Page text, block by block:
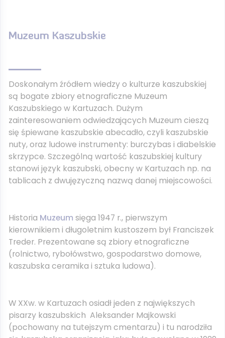
Muzeum Kaszubskie
Doskonałym źródłem wiedzy o kulturze kaszubskiej
są bogate zbiory etnograficzne Muzeum
Kaszubskiego w Kartuzach. Dużym
zainteresowaniem odwiedzających Muzeum cieszą
się śpiewane kaszubskie abecadło, czyli kaszubskie
nuty, oraz ludowe instrumenty: burczybas i diabelskie
skrzypce. Szczególną wartość kaszubskiej kultury
stanowi język kaszubski, obecny w Kartuzach np. na
tablicach z dwujęzyczną nazwą danej miejscowości.
Historia Muzeum sięga 1947 r., pierwszym
kierownikiem i długoletnim kustoszem był Franciszek
Treder. Prezentowane są zbiory etnograficzne
(rolnictwo, rybołówstwo, gospodarstwo domowe,
kaszubska ceramika i sztuka ludowa).
W XXw. w Kartuzach osiadł jeden z największych
pisarzy kaszubskich Aleksander Majkowski
(pochowany na tutejszym cmentarzu) i tu narodziła